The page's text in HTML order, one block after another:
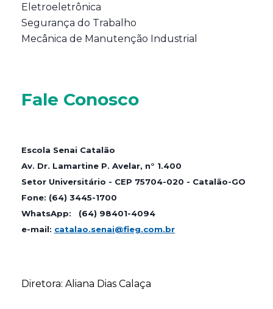
Eletroeletrônica
Segurança do Trabalho
Mecânica de Manutenção Industrial
Fale Conosco
Escola Senai Catalão
Av. Dr. Lamartine P. Avelar, n° 1.400
Setor Universitário - CEP 75704-020 - Catalão-GO
Fone: (64) 3445-1700
WhatsApp: (64) 98401-4094​
e-mail: catalao.senai@fieg.com.br
Diretora: Aliana Dias Calaça